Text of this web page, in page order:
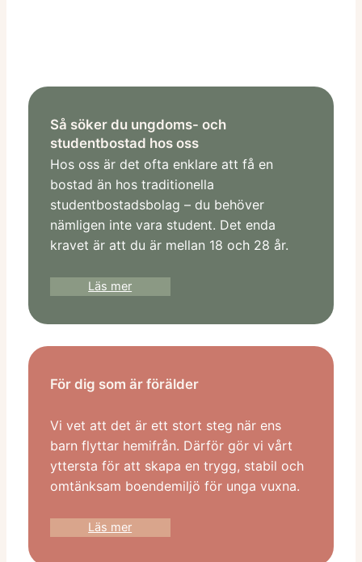
Så söker du ungdoms- och
studentbostad hos oss
Hos oss är det ofta enklare att få en
bostad än hos traditionella
studentbostadsbolag – du behöver
nämligen inte vara student. Det enda
kravet är att du är mellan 18 och 28 år.
Läs mer
För dig som är förälder
Vi vet att det är ett stort steg när ens
barn flyttar hemifrån. Därför gör vi vårt
yttersta för att skapa en trygg, stabil och
omtänksam boendemiljö för unga vuxna.
Läs mer